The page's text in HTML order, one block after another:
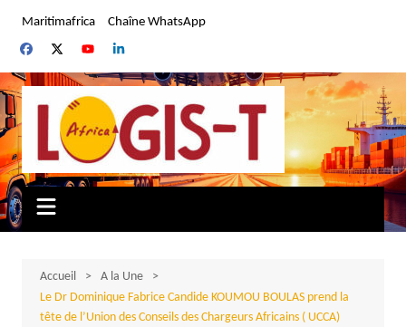
contenu
Maritimafrica Chaîne WhatsApp
Accueil
A la Une
Le Dr Dominique Fabrice Candide KOUMOU BOULAS prend la
tête de l’Union des Conseils des Chargeurs Africains ( UCCA)